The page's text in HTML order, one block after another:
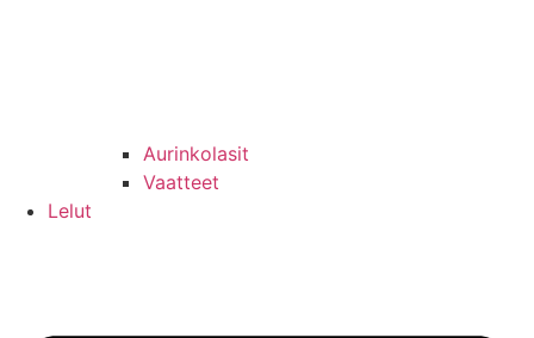
Aurinkolasit
Vaatteet
Lelut